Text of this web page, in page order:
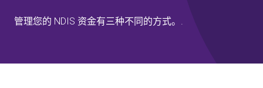
管理您的 NDIS 资金有三种不同的方式。.